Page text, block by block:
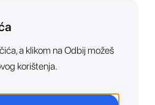
a klikom na Odbij možeš
korištenja.